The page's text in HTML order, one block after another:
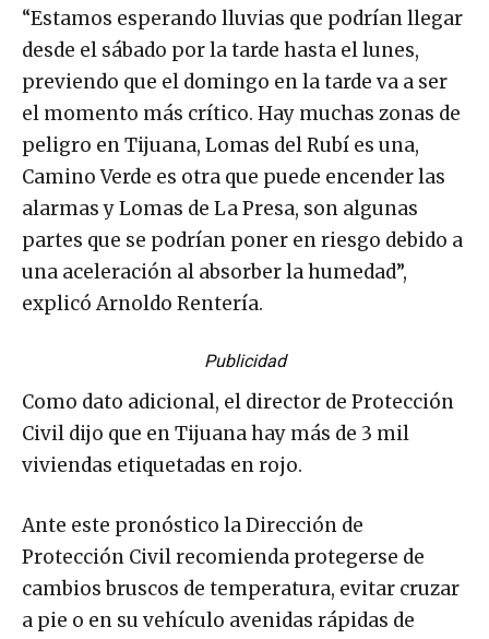
“Estamos esperando lluvias que podrían llegar
desde el sábado por la tarde hasta el lunes,
previendo que el domingo en la tarde va a ser
el momento más crítico. Hay muchas zonas de
peligro en Tijuana, Lomas del Rubí es una,
Camino Verde es otra que puede encender las
alarmas y Lomas de La Presa, son algunas
partes que se podrían poner en riesgo debido a
una aceleración al absorber la humedad”,
explicó Arnoldo Rentería.
Publicidad
Como dato adicional, el director de Protección
Civil dijo que en Tijuana hay más de 3 mil
viviendas etiquetadas en rojo.
Ante este pronóstico la Dirección de
Protección Civil recomienda protegerse de
cambios bruscos de temperatura, evitar cruzar
a pie o en su vehículo avenidas rápidas de